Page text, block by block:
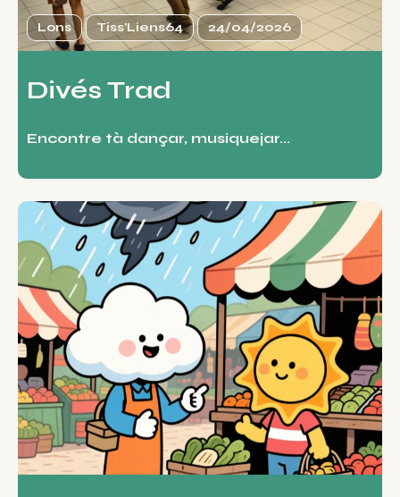
Lons Tiss'Liens64 24/04/2026
Divés Trad
Encontre tà dançar, musiquejar...